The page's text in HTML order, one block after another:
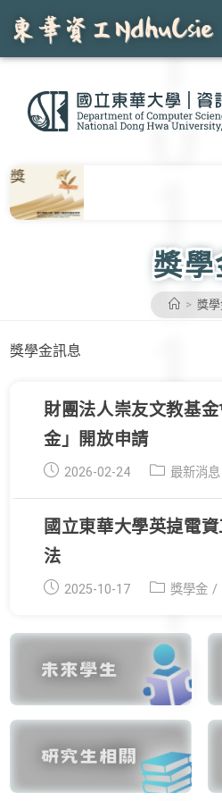
content
獎學
> 獎學
獎學金訊息
財團法人崇友文教基
金」開放申請
Post
2026-02-24Post
最新消息
國立東華大學英㨗電
法
Post
2025-10-17Post
獎學金 /